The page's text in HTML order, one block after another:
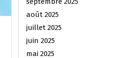
août 2025
juillet 2025
juin 2025
mai 2025